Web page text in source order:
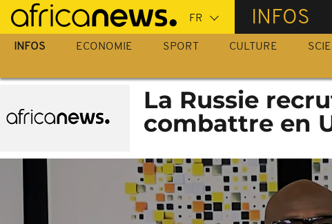
Passer
au
contenu
INFOS
INFOS ECONOMIE SPORT CULTURE
La Russie
combattre en